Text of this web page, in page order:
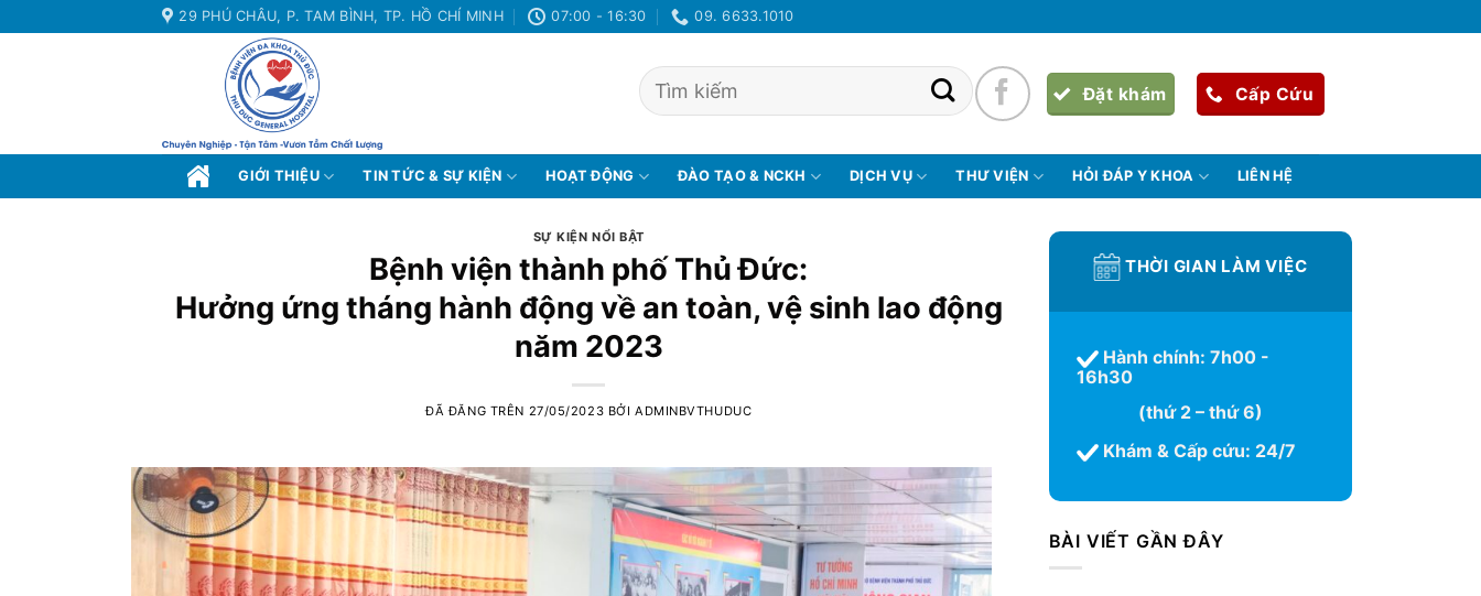
đến
29 PHÚ CHÂU, P. TAM BÌNH, TP. HỒ CHÍ MINH 07:00 - 16:30 09. 6633.1010
Đặt khám Cấp Cứu
GIỚI THIỆU TIN TỨC & SỰ KIỆN HOẠT ĐỘNG ĐÀO TẠO & NCKH DỊCH VỤ THƯ VIỆN HỎI ĐÁP Y KHOA LIÊN HỆ
SỰ KIỆN NỔI BẬT
Bệnh viện thành phố Thủ Đức:
Hưởng ứng tháng hành động về an toàn, vệ sinh lao động
năm 2023
ĐÃ ĐĂNG TRÊN 27/05/2023 BỞI ADMINBVTHUDUC
THỜI GIAN LÀM VIỆC
Hành chính: 7h00 -
16h30
(thứ 2 – thứ 6)
Khám & Cấp cứu: 24/7
BÀI VIẾT GẦN ĐÂY